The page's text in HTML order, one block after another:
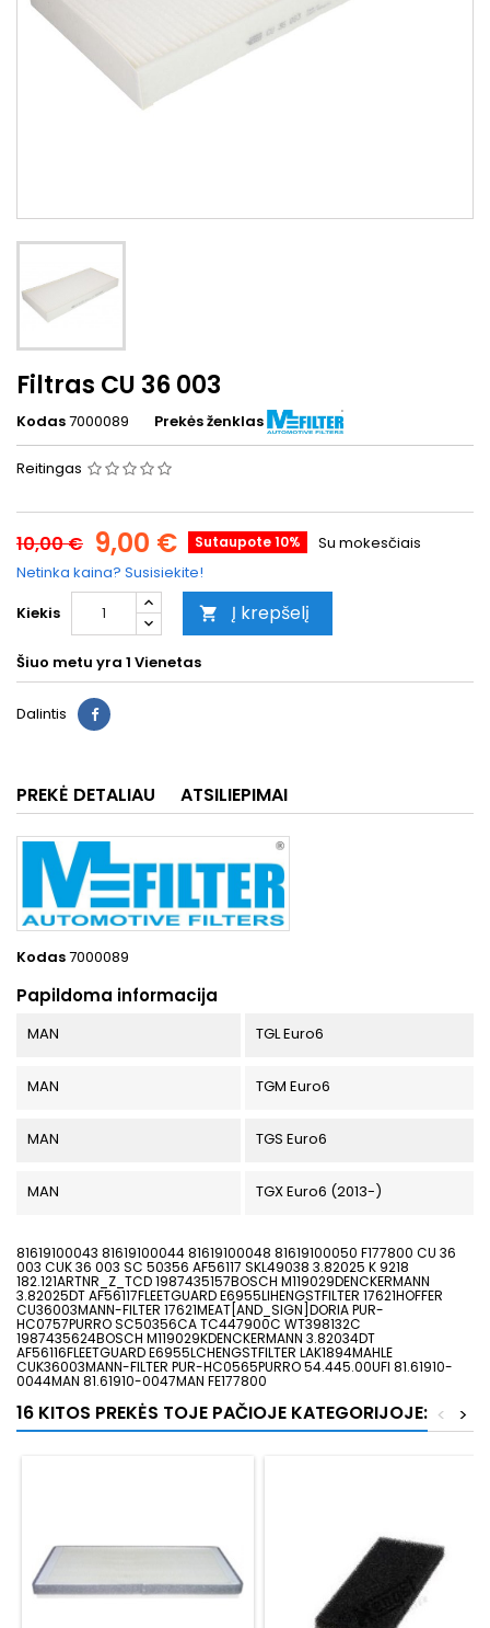
Filtras CU 36 003
Kodas7000089 Prekės ženklas
Reitingas
10,00 € 9,00 € Sutaupote 10%
Su mokesčiais
Netinka kaina? Susisiekite!
Kiekis
 Į krepšelį
Šiuo metu yra 1 Vienetas
Dalintis
PREKĖ DETALIAU ATSILIEPIMAI
Kodas7000089
Papildoma informacija
MAN TGL Euro6
MAN TGM Euro6
MAN TGS Euro6
MAN TGX Euro6 (2013-)
81619100043 81619100044 81619100048 81619100050 F177800 CU 36
003 CUK 36 003 SC 50356 AF56117 SKL49038 3.82025 K 9218
182.121ARTNR_Z_TCD 1987435157BOSCH M119029DENCKERMANN
3.82025DT AF56117FLEETGUARD E6955LIHENGSTFILTER 17621HOFFER
CU36003MANN-FILTER 17621MEAT[AND_SIGN]DORIA PUR-
HC0757PURRO SC50356CA TC447900C WT398132C
1987435624BOSCH M119029KDENCKERMANN 3.82034DT
AF56116FLEETGUARD E6955LCHENGSTFILTER LAK1894MAHLE
CUK36003MANN-FILTER PUR-HC0565PURRO 54.445.00UFI 81.61910-
0044MAN 81.61910-0047MAN FE177800
16 KITOS PREKĖS TOJE PAČIOJE KATEGORIJOJE: >
<